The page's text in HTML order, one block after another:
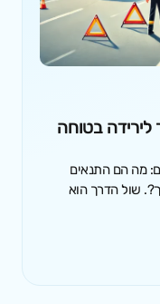
בטוחה
מה הם התנאים
שול הדרך הוא